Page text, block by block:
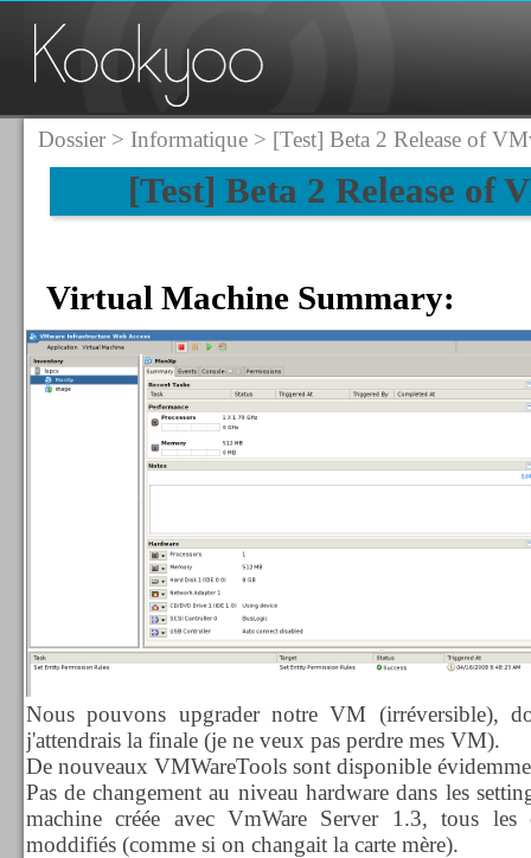
Dossier> Informatique> [Test] Beta 2 Release of
[Test] Beta 2 Release of
Virtual Machine Summary:
Nous pouvons upgrader notre VM (irréversible),
j'attendrais la finale (je ne veux pas perdre mes VM).
De nouveaux VMWareTools sont disponible
Pas de changement au niveau hardware dans les
machine créée avec VmWare Server 1.3, tous les
moddifiés (comme si on changait la carte mère).